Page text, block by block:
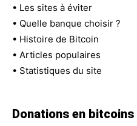
• Les sites à éviter
• Quelle banque choisir ?
• Histoire de Bitcoin
• Articles populaires
• Statistiques du site
Donations en bitcoins